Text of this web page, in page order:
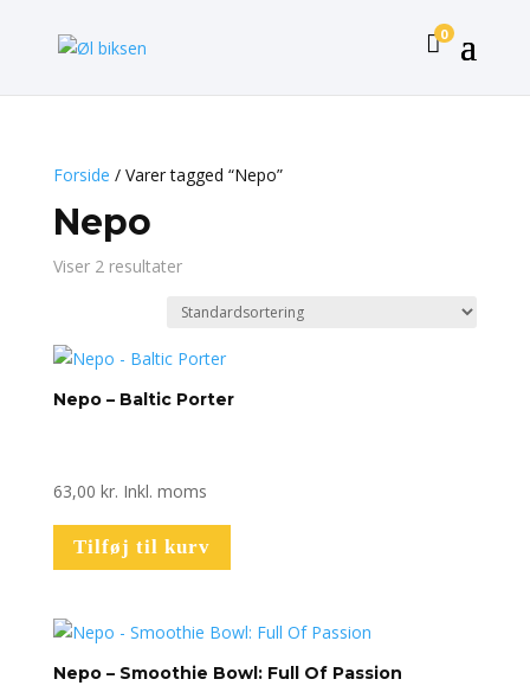
0
Forside / Varer tagged “Nepo”
Nepo
Viser 2 resultater
Nepo – Baltic Porter
63,00 kr. Inkl. moms
Tilføj til kurv
Nepo – Smoothie Bowl: Full Of Passion